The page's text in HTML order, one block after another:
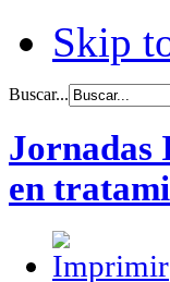
Skip
Buscar...
Jornadas
en